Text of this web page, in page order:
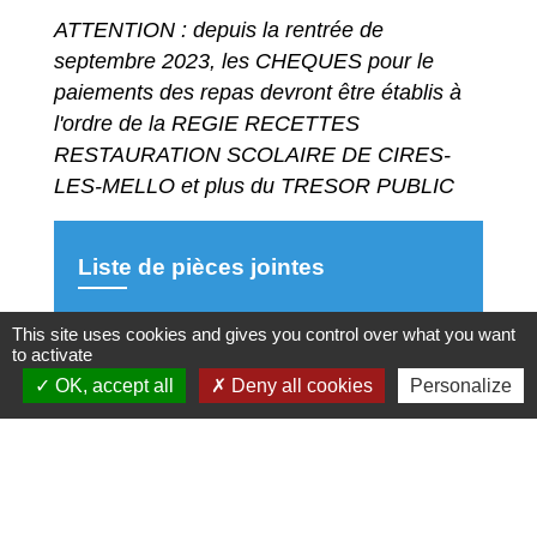
ATTENTION : depuis la rentrée de
septembre 2023, les CHEQUES pour le
paiements des repas devront être établis à
l'ordre de la REGIE RECETTES
RESTAURATION SCOLAIRE DE CIRES-
LES-MELLO et plus du TRESOR PUBLIC
Liste de pièces jointes
file_download Fiche Inscription Restauration
Scolaire - 2026-2027.pdf (PDF - 899.56
kB)
file_downloadRèglement Intérieur Restauration
This site uses cookies and gives you control over what you want
to activate
OK, accept all
Deny all cookies Personalize